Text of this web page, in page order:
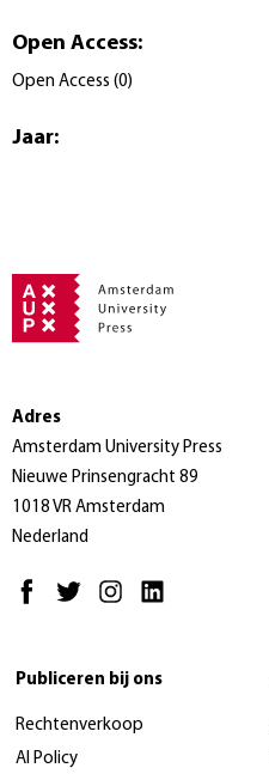
Open Access:
Open Access (0)
Jaar:
Adres
Amsterdam University Press
Nieuwe Prinsengracht 89
1018 VR Amsterdam
Nederland
Publiceren bij ons
Rechtenverkoop
AI Policy